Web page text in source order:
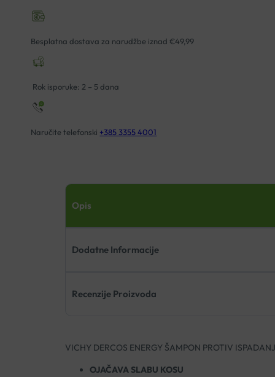
Besplatna dostava za narudžbe iznad €49,99
Rok isporuke: 2 – 5 dana
Naručite telefonski +385 3355 4001
Opis
Dodatne Informacije
Recenzije Proizvoda
VICHY DERCOS ENERGY ŠAMPON PROTIV
OJAČAVA SLABU KOSU